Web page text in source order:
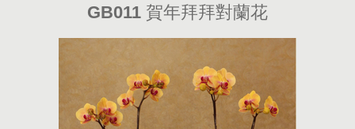
GB011 賀年拜拜對蘭花